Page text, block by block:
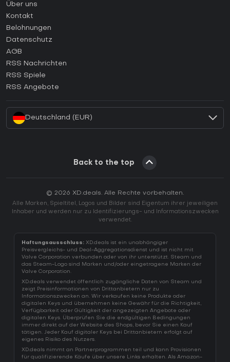
Anleitungen
Wie aktiviert man einen Steam CD Key?
Wie aktiviert man einen Epic Games CD Key?
Wie aktiviert man einen GOG CD Key?
Wie aktiviert man einen Ubisoft Connect CD Key?
Wie aktiviert man einen EA App CD Key?
Über uns
Kontakt
Belohnungen
Datenschutz
AGB
RSS Nachrichten
RSS Spiele
RSS Angebote
Deutschland (EUR)
Back to the top
© 2026 XD.deals. Alle Rechte vorbehalten.
Alle Marken, Spieltitel, Logos und Bilder sind Eigentum ihrer jeweiligen
Inhaber und werden nur zu Identifizierungs- und Informationszwecken
verwendet.
Haftungsausschluss: XD.deals ist ein unabhängiger
Preisvergleichs- und Deal-Aggregationsdienst und ist nicht mit
Valve Corporation verbunden oder von ihr unterstützt. Steam und
das Steam-Logo sind Marken und/oder eingetragene Marken der
Valve Corporation.
XD.deals verwendet öffentlich zugängliche Daten von Steam und
zeigt Preisinformationen von Drittanbietern nur zu
Informationszwecken an. Wir verkaufen keine Produkte oder
digitalen Keys und übernehmen keine Gewähr für die Richtigkeit,
Verfügbarkeit oder Gültigkeit der angezeigten Angebote oder
digitalen Keys. Überprüfen Sie die endgültigen Bedingungen
immer direkt auf der Website des Shops, bevor Sie einen Kauf
tätigen. Jeder Kauf digitaler Keys bei Drittanbietern erfolgt auf
eigenes Risiko des Nutzers.
XD.deals nimmt an Partnerprogrammen teil und kann Provisionen
für qualifizierende Käufe über unsere Links erhalten. Als Amazon-